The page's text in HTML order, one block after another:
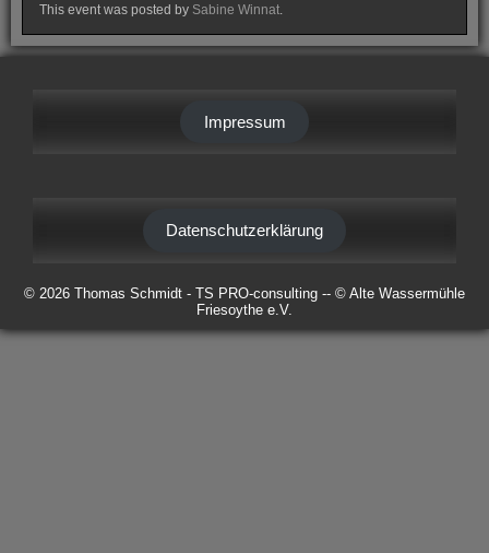
This event was posted by Sabine Winnat.
Impressum
Datenschutzerklärung
© 2026 Thomas Schmidt - TS PRO-consulting -- © Alte Wassermühle
Friesoythe e.V.